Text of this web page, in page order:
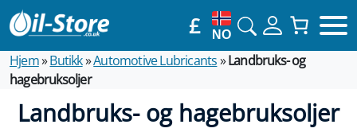
£ NO
Hjem»Butikk»Automotive Lubricants»Landbruks- og
hagebruksoljer
Landbruks- og hagebruksoljer